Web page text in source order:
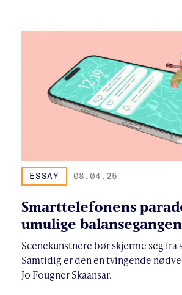
ESSAY 08.04.25
Smarttelefonens
umulige balansegangen
Scenekunstnere bør skjerme seg fra
Samtidig er den en tvingende
Jo Fougner Skaansar.